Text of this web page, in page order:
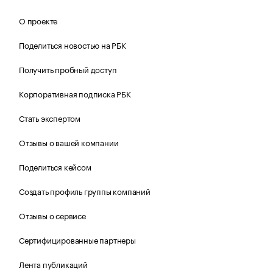
О проекте
Поделиться новостью на РБК
Получить пробный доступ
Корпоративная подписка РБК
Стать экспертом
Отзывы о вашей компании
Поделиться кейсом
Создать профиль группы компаний
Отзывы о сервисе
Сертифицированные партнеры
Лента публикаций